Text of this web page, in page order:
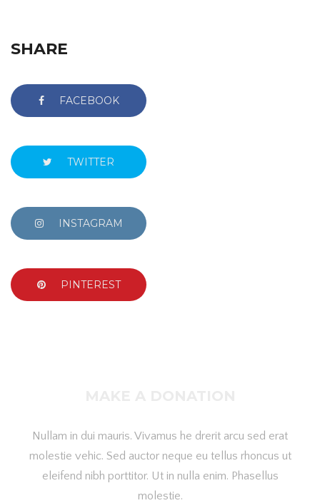
SHARE
FACEBOOK
TWITTER
INSTAGRAM
PINTEREST
Nullam in dui mauris. Vivamus he drerit arcu sed erat
molestie vehic. Sed auctor neque eu tellus rhoncus ut
eleifend nibh porttitor. Ut in nulla enim. Phasellus
molestie.